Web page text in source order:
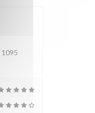
1095